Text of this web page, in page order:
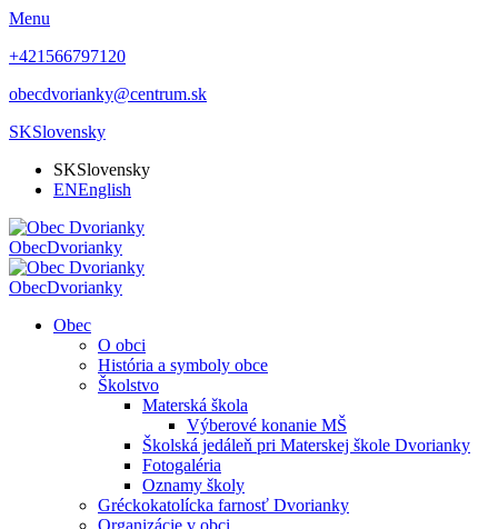
Menu
+421566797120
obecdvorianky@centrum.sk
SKSlovensky
SKSlovensky
ENEnglish
ObecDvorianky
ObecDvorianky
Obec
O obci
História a symboly obce
Školstvo
Materská škola
Výberové konanie MŠ
Školská jedáleň pri Materskej škole Dvorianky
Fotogaléria
Oznamy školy
Gréckokatolícka farnosť Dvorianky
Organizácie v obci